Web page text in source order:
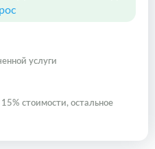
услуги
стоимости, остальное